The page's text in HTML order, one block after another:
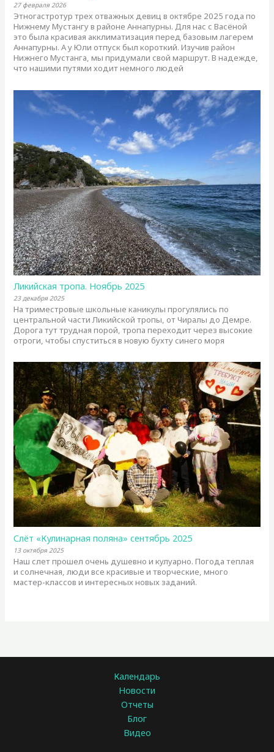
27 февраля 2026
Этногастротур трех отважных девиц в октябре 2025 года по
Нижнему Мустангу в районе Аннапурны. Для нас с Васёной
это была красивая акклиматизация перед базовым лагерем
Аннапурны. А у Юли отпуск был короткий. Изучив район
Нижнего Мустанга, мы придумали свой маршрут. В надежде,
что нашими путями ходит немного людей
Ликийская тропа. Ноябрь 2025
23 декабря 2025
На триместровые школьные каникулы прогулялись по
центральной части Ликийской тропы, от Чиралы до Демре.
Дорога тут трудная порой, тропа переходит через высокие
отроги, чтобы спуститься в новую бухту синего моря
Слёт «Кулинарная поляна» сентябрь 2025
13 октября 2025
Наш слет прошел очень душевно и кулуарно. Погода теплая
и солнечная, люди все красивые и творческие, много
мастер-классов и интересных новых заданий.
Календарь
Новости
Отчеты
Блог
Видео